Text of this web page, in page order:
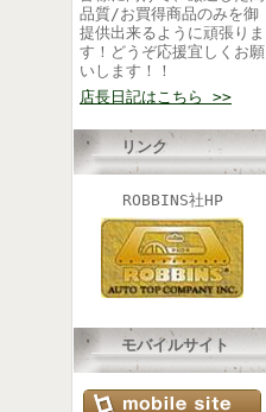
品質/お買得商品のみを御
提供出来るように頑張りま
す！どうぞ応援宜しくお願
いします！！
店長日記はこちら >>
リンク
ROBBINS社HP
モバイルサイト